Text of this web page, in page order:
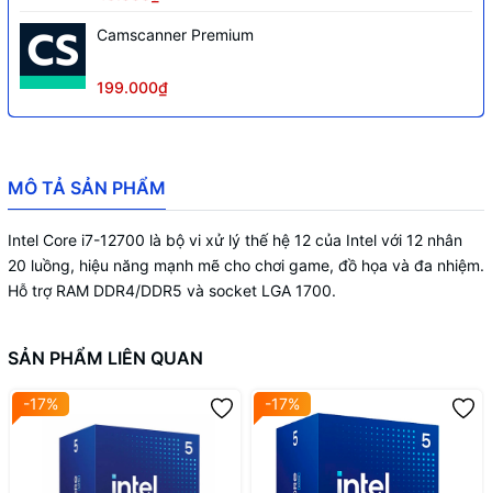
Camscanner Premium
199.000₫
MÔ TẢ SẢN PHẨM
Intel Core i7-12700 là bộ vi xử lý thế hệ 12 của Intel với 12 nhân
20 luồng, hiệu năng mạnh mẽ cho chơi game, đồ họa và đa nhiệm.
Hỗ trợ RAM DDR4/DDR5 và socket LGA 1700.
SẢN PHẨM LIÊN QUAN
-17% -17%